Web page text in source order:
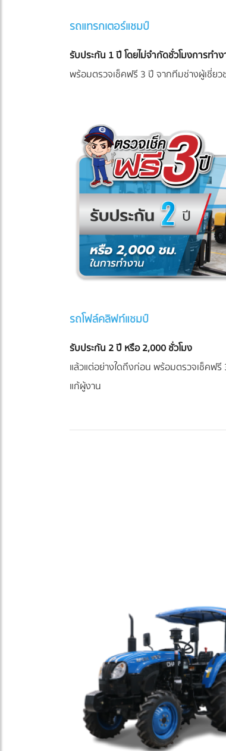
รถแทรกเตอร์แชมป์
รับประกัน 1 ปี โดยไม่จำกัดชั่วโมงการทำ
พร้อมตรวจเช็คฟรี 3 ปี จากทีมช่างผู้เชี่ย
รถโฟล์คลิฟท์แชมป์
รับประกัน 2 ปี หรือ 2,000 ชั่วโมง
แล้วแต่อย่างใดถึงก่อน พร้อมตรวจเช็คฟ
แก้ผู้งาน